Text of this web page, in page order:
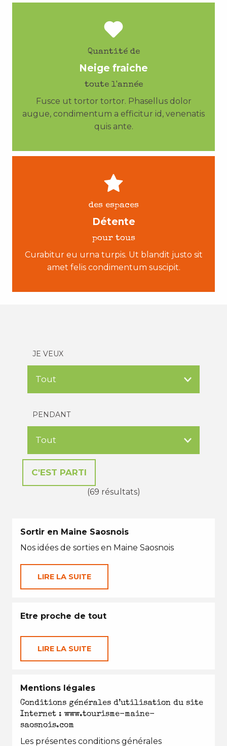
Quantité de
Neige fraiche
toute l'année
Fusce ut tortor tortor. Phasellus dolor
augue, condimentum a efficitur id, venenatis
quis ante.
des espaces
Détente
pour tous
Curabitur eu urna turpis. Ut blandit justo sit
amet felis condimentum suscipit.
JE VEUX
PENDANT
(69 résultats)
Sortir en Maine Saosnois
Nos idées de sorties en Maine Saosnois
LIRE LA SUITE
Etre proche de tout
LIRE LA SUITE
Mentions légales
Conditions générales d’utilisation du site
Internet : www.tourisme-maine-
saosnois.com
Les présentes conditions générales